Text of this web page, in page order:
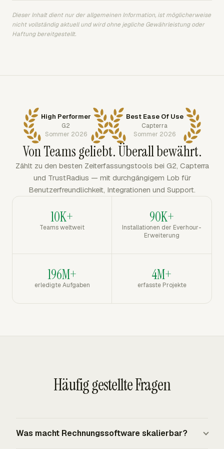
Dieser Inhalt dient nur der allgemeinen Information, ist möglicherweise
nicht vollständig aktuell und wird ohne jegliche Gewährleistung oder
Haftung bereitgestellt.
High Performer
G2
Sommer 2026
Best Ease Of Use
Capterra
Sommer 2026
Von Teams geliebt. Überall bewährt.
Zählt zu den besten Zeiterfassungstools bei G2, Capterra
und TrustRadius — mit durchgängigem Lob für
Benutzerfreundlichkeit, Integrationen und Support.
10K+
Teams weltweit
90K+
Installationen der Everhour-
Erweiterung
196M+
erledigte Aufgaben
4M+
erfasste Projekte
Häufig gestellte Fragen
Was macht Rechnungssoftware skalierbar?